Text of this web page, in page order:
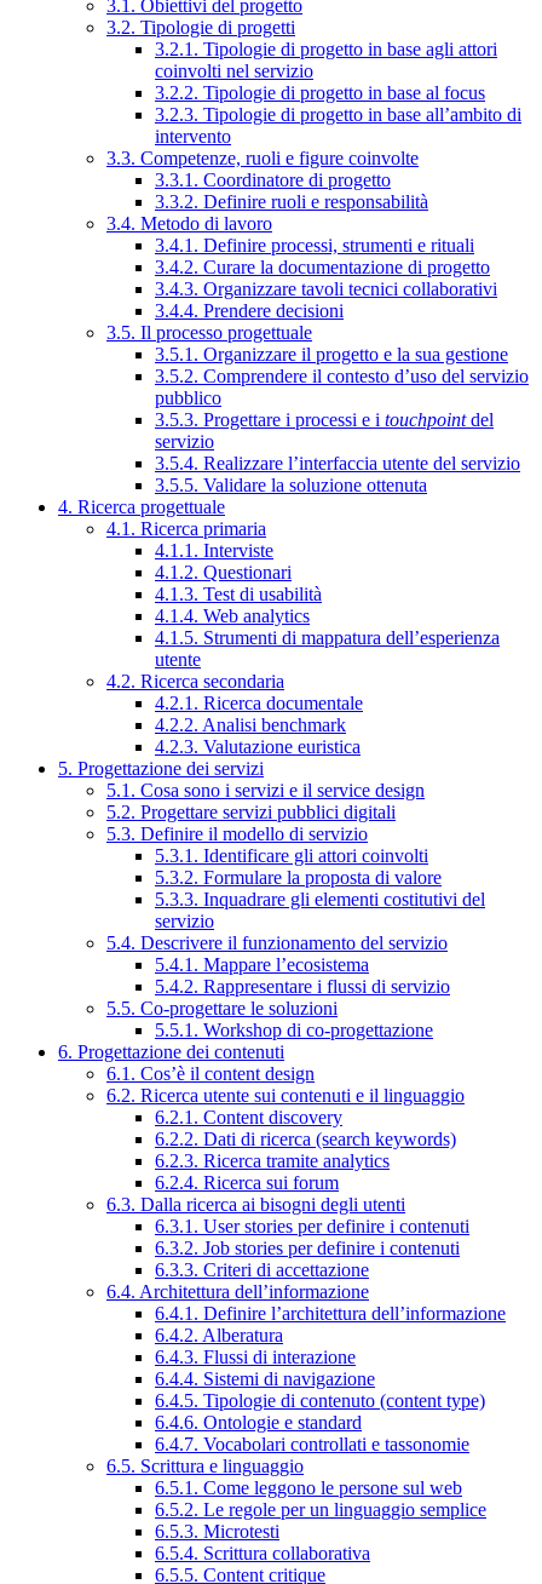
3.1. Obiettivi del progetto
3.2. Tipologie di progetti
3.2.1. Tipologie di progetto in base agli attori
coinvolti nel servizio
3.2.2. Tipologie di progetto in base al focus
3.2.3. Tipologie di progetto in base all’ambito di
intervento
3.3. Competenze, ruoli e figure coinvolte
3.3.1. Coordinatore di progetto
3.3.2. Definire ruoli e responsabilità
3.4. Metodo di lavoro
3.4.1. Definire processi, strumenti e rituali
3.4.2. Curare la documentazione di progetto
3.4.3. Organizzare tavoli tecnici collaborativi
3.4.4. Prendere decisioni
3.5. Il processo progettuale
3.5.1. Organizzare il progetto e la sua gestione
3.5.2. Comprendere il contesto d’uso del servizio
pubblico
3.5.3. Progettare i processi e i touchpointdel
servizio
3.5.4. Realizzare l’interfaccia utente del servizio
3.5.5. Validare la soluzione ottenuta
4. Ricerca progettuale
4.1. Ricerca primaria
4.1.1. Interviste
4.1.2. Questionari
4.1.3. Test di usabilità
4.1.4. Web analytics
4.1.5. Strumenti di mappatura dell’esperienza
utente
4.2. Ricerca secondaria
4.2.1. Ricerca documentale
4.2.2. Analisi benchmark
4.2.3. Valutazione euristica
5. Progettazione dei servizi
5.1. Cosa sono i servizi e il service design
5.2. Progettare servizi pubblici digitali
5.3. Definire il modello di servizio
5.3.1. Identificare gli attori coinvolti
5.3.2. Formulare la proposta di valore
5.3.3. Inquadrare gli elementi costitutivi del
servizio
5.4. Descrivere il funzionamento del servizio
5.4.1. Mappare l’ecosistema
5.4.2. Rappresentare i flussi di servizio
5.5. Co-progettare le soluzioni
5.5.1. Workshop di co-progettazione
6. Progettazione dei contenuti
6.1. Cos’è il content design
6.2. Ricerca utente sui contenuti e il linguaggio
6.2.1. Content discovery
6.2.2. Dati di ricerca (search keywords)
6.2.3. Ricerca tramite analytics
6.2.4. Ricerca sui forum
6.3. Dalla ricerca ai bisogni degli utenti
6.3.1. User stories per definire i contenuti
6.3.2. Job stories per definire i contenuti
6.3.3. Criteri di accettazione
6.4. Architettura dell’informazione
6.4.1. Definire l’architettura dell’informazione
6.4.2. Alberatura
6.4.3. Flussi di interazione
6.4.4. Sistemi di navigazione
6.4.5. Tipologie di contenuto (content type)
6.4.6. Ontologie e standard
6.4.7. Vocabolari controllati e tassonomie
6.5. Scrittura e linguaggio
6.5.1. Come leggono le persone sul web
6.5.2. Le regole per un linguaggio semplice
6.5.3. Microtesti
6.5.4. Scrittura collaborativa
6.5.5. Content critique